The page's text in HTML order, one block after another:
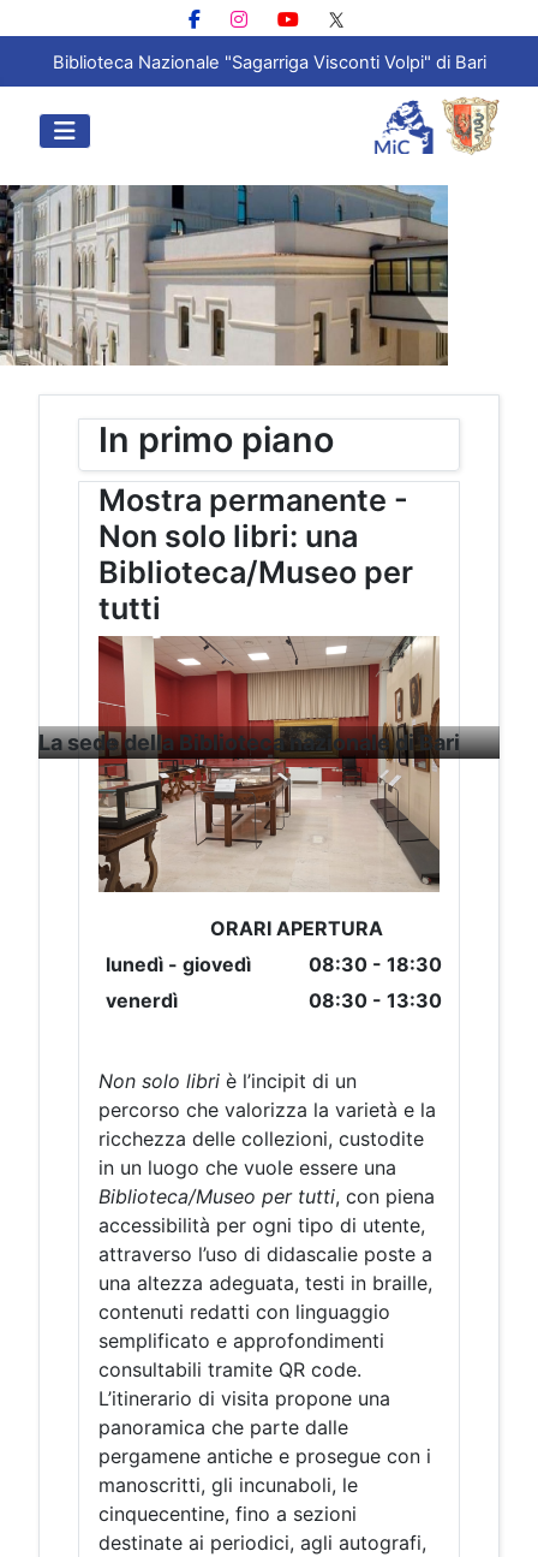
Biblioteca Nazionale "Sagarriga Visconti Volpi" di Bari
La sede della Biblioteca nazionale di Bari
In primo piano
Mostra permanente -
Non solo libri: una
Biblioteca/Museo per
tutti
ORARI APERTURA
lunedì - giovedì
08:30 - 18:30
venerdì
08:30 - 13:30
Non solo libri è l’incipit di un
percorso che valorizza la varietà e la
ricchezza delle collezioni, custodite
in un luogo che vuole essere una
Biblioteca/Museo per tutti, con piena
accessibilità per ogni tipo di utente,
attraverso l’uso di didascalie poste a
una altezza adeguata, testi in braille,
contenuti redatti con linguaggio
semplificato e approfondimenti
consultabili tramite QR code.
L’itinerario di visita propone una
panoramica che parte dalle
pergamene antiche e prosegue con i
manoscritti, gli incunaboli, le
cinquecentine, fino a sezioni
destinate ai periodici, agli autografi,